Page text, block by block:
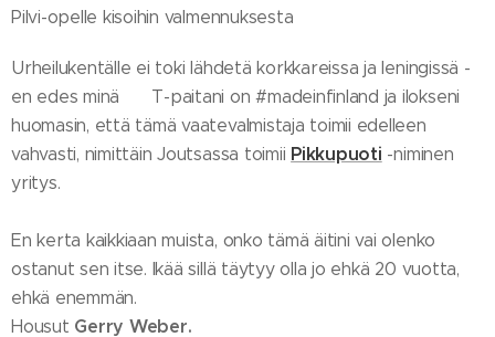
Pilvi-opelle kisoihin valmennuksesta 💖
Urheilukentälle ei toki lähdetä korkkareissa ja leningissä -
en edes minä 😸 T-paitani on #madeinfinland ja ilokseni
huomasin, että tämä vaatevalmistaja toimii edelleen
vahvasti, nimittäin Joutsassa toimii Pikkupuoti -niminen
yritys.
En kerta kaikkiaan muista, onko tämä äitini vai olenko
ostanut sen itse. Ikää sillä täytyy olla jo ehkä 20 vuotta,
ehkä enemmän.
Housut Gerry Weber.